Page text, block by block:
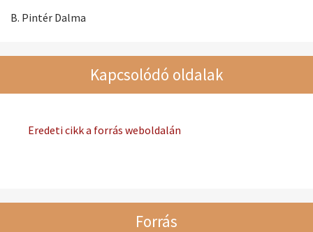
B. Pintér Dalma
Kapcsolódó oldalak
Eredeti cikk a forrás weboldalán
Forrás